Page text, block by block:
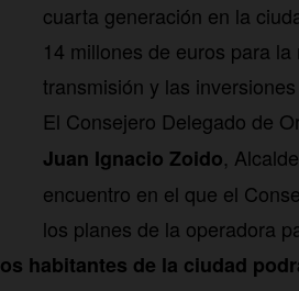
cuarta generación en la
14 millones de euros para
transmisión y las
El Consejero Delegado de
Juan Ignacio Zoido,
encuentro en el que el
los planes de la operadora
habitantes de la ciudad